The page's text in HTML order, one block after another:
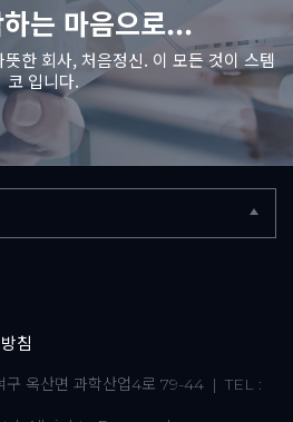
는 마음으로...
한 회사, 처음정신. 이 모든 것이 스템
코 입니다.
침
구 옥산면 과학산업4로 79-44 | TEL :